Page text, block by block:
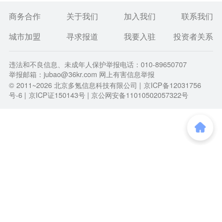
商务合作 关于我们 加入我们
联系我们
城市加盟
寻求报道 我要入驻 投资者关系
违法和不良信息、未成年人保护举报电话：010-89650707
举报邮箱：jubao@36kr.com 网上有害信息举报
© 2011~2026北京多氪信息科技有限公司 | 京ICP备12031756
号-6 | 京ICP证150143号 | 京公网安备11010502057322号